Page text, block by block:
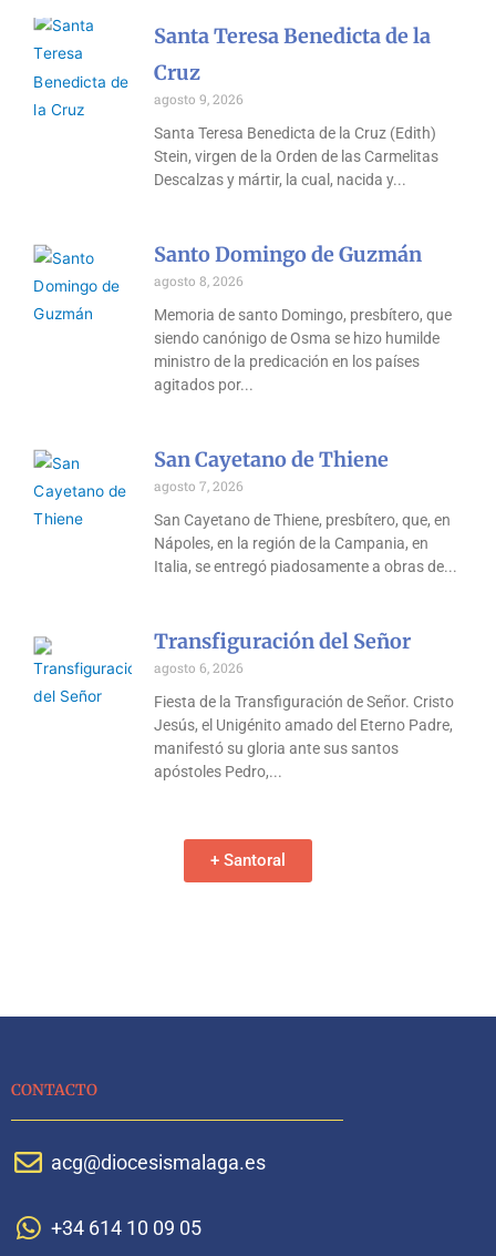
Santa Teresa Benedicta de la
Cruz
agosto 9, 2026
Santa Teresa Benedicta de la Cruz (Edith)
Stein, virgen de la Orden de las Carmelitas
Descalzas y mártir, la cual, nacida y
Santo Domingo de Guzmán
agosto 8, 2026
Memoria de santo Domingo, presbítero, que
siendo canónigo de Osma se hizo humilde
ministro de la predicación en los países
agitados por
San Cayetano de Thiene
agosto 7, 2026
San Cayetano de Thiene, presbítero, que, en
Nápoles, en la región de la Campania, en
Italia, se entregó piadosamente a obras de
Transfiguración del Señor
agosto 6, 2026
Fiesta de la Transfiguración de Señor. Cristo
Jesús, el Unigénito amado del Eterno Padre,
manifestó su gloria ante sus santos
apóstoles Pedro,
+ Santoral
CONTACTO
acg@diocesismalaga.es
+34 614 10 09 05